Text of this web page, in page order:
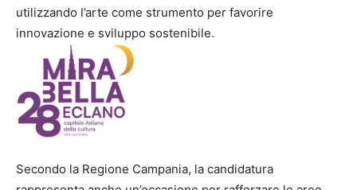
utilizzando l’arte come strumento per favorire
innovazione e sviluppo sostenibile.
Secondo la Regione Campania, la candidatura